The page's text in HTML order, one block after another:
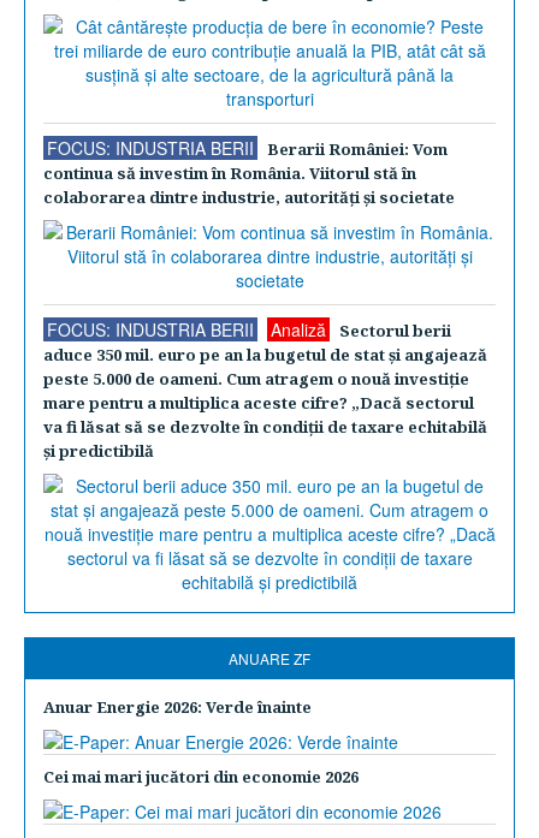
FOCUS: INDUSTRIA BERII
Berarii României: Vom
continua să investim în România. Viitorul stă în
colaborarea dintre industrie, autorităţi şi societate
FOCUS: INDUSTRIA BERII Analiză
Sectorul berii
aduce 350 mil. euro pe an la bugetul de stat şi angajează
peste 5.000 de oameni. Cum atragem o nouă investiţie
mare pentru a multiplica aceste cifre? „Dacă sectorul
va fi lăsat să se dezvolte în condiţii de taxare echitabilă
şi predictibilă
ANUARE ZF
Anuar Energie 2026: Verde înainte
Cei mai mari jucători din economie 2026